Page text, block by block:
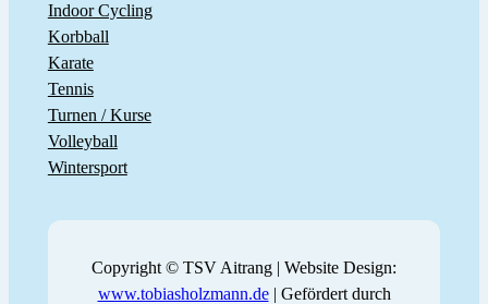
Indoor Cycling
Korbball
Karate
Tennis
Turnen / Kurse
Volleyball
Wintersport
Copyright © TSV Aitrang | Website Design:
www.tobiasholzmann.de| Gefördert durch